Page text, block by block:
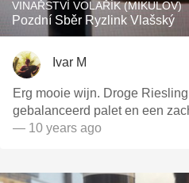
VINAŘSTVÍ VOLAŘÍK (MIKULOV)
Pozdní Sběr Ryzlink Vlašský
Ivar M
Erg mooie wijn. Droge
gebalanceerd palet en een
— 10 years ago